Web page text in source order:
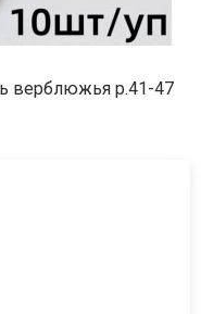
верблюжья р.41-47